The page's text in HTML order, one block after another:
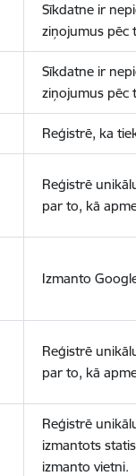
Sīkdatne ir
ziņojumus pēc
Sīkdatne ir
ziņojumus pēc
Reģistrē, ka
Reģistrē
par to, kā
Izmanto
Reģistrē
par to, kā
Reģistrē
izmantots
izmanto vietni.